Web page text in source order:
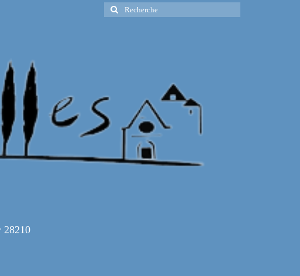
Rechercher
:
28210